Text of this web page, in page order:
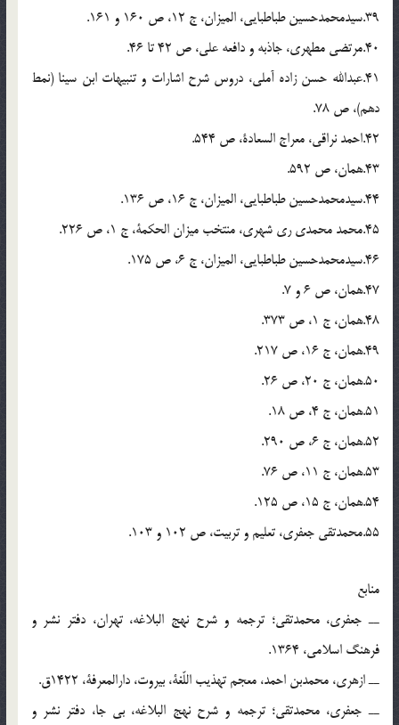
39.سیدمحمدحسین طباطبایی، المیزان، ج 12، ص 160 و 161.
40.مرتضی مطهری، جاذبه و دافعه علی، ص 42 تا 46.
41.عبدالله حسن زاده آملی، دروس شرح اشارات و تنبیهات ابن سینا (نمط
دهم)، ص 78.
42.احمد نراقی، معراج السعادة، ص 544.
43.همان، ص 592.
44.سیدمحمدحسین طباطبایی، المیزان، ج 16، ص 136.
45.محمد محمدی ری شهری، منتخب میزان الحکمة، ج 1، ص 226.
46.سیدمحمدحسین طباطبایی، المیزان، ج 6، ص 175.
47.همان، ص 6 و 7.
48.همان، ج 1، ص 373.
49.همان، ج 16، ص 217.
50.همان، ج 20، ص 26.
51.همان، ج 4، ص 18.
52.همان، ج 6، ص 290.
53.همان، ج 11، ص 76.
54.همان، ج 15، ص 125.
55.محمدتقی جعفری، تعلیم و تربیت، ص 102 و 103.
منابع
ــ جعفری، محمدتقی؛ ترجمه و شرح نهج البلاغه، تهران، دفتر نشر و
فرهنگ اسلامی، 1364.
ــ ازهری، محمدبن احمد، معجم تهذیب اللّغة، بیروت، دارالمعرفة، 1422ق.
ــ جعفری، محمدتقی؛ ترجمه و شرح نهج البلاغه، بی جا، دفتر نشر و